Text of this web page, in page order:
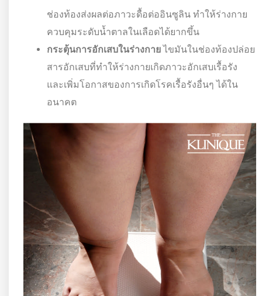
ช่องท้องส่งผลต่อภาวะดื้อต่ออินซูลิน ทำให้ร่างกาย
ควบคุมระดับน้ำตาลในเลือดได้ยากขึ้น
กระตุ้นการอักเสบในร่างกายไขมันในช่องท้องปล่อย
สารอักเสบที่ทำให้ร่างกายเกิดภาวะอักเสบเรื้อรัง
และเพิ่มโอกาสของการเกิดโรคเรื้อรังอื่นๆ ได้ใน
อนาคต